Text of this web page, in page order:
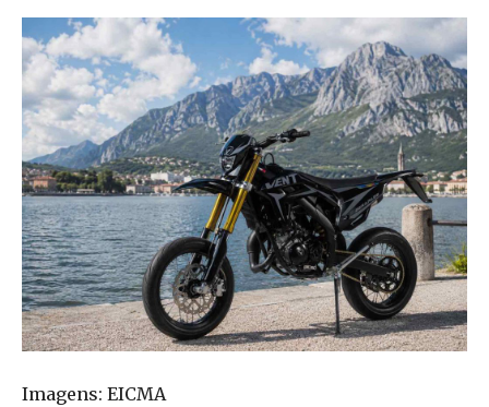
Imagens: EICMA